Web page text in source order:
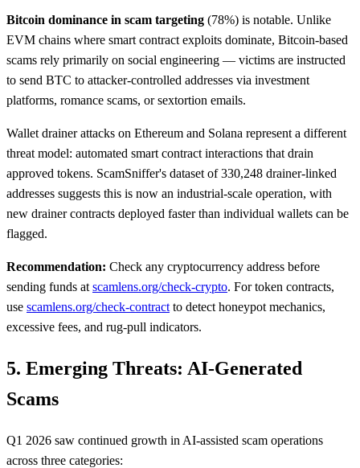
Bitcoin dominance in scam targeting (78%) is notable. Unlike
EVM chains where smart contract exploits dominate, Bitcoin-based
scams rely primarily on social engineering — victims are instructed
to send BTC to attacker-controlled addresses via investment
platforms, romance scams, or sextortion emails.
Wallet drainer attacks on Ethereum and Solana represent a different
threat model: automated smart contract interactions that drain
approved tokens. ScamSniffer's dataset of 330,248 drainer-linked
addresses suggests this is now an industrial-scale operation, with
new drainer contracts deployed faster than individual wallets can be
flagged.
Recommendation: Check any cryptocurrency address before
sending funds at scamlens.org/check-crypto. For token contracts,
use scamlens.org/check-contract to detect honeypot mechanics,
excessive fees, and rug-pull indicators.
5. Emerging Threats: AI-Generated
Scams
Q1 2026 saw continued growth in AI-assisted scam operations
across three categories: